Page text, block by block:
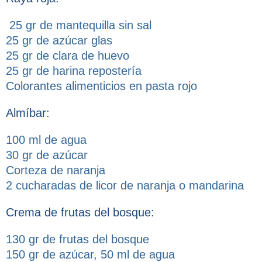
25 gr de mantequilla sin sal
25 gr de azúcar glas
25 gr de clara de huevo
25 gr de harina repostería
Colorantes alimenticios en pasta rojo
Almíbar:
100 ml de agua
30 gr de azúcar
Corteza de naranja
2 cucharadas de licor de naranja o mandarina
Crema de frutas del bosque:
130 gr de frutas del bosque
150 gr de azúcar, 50 ml de agua